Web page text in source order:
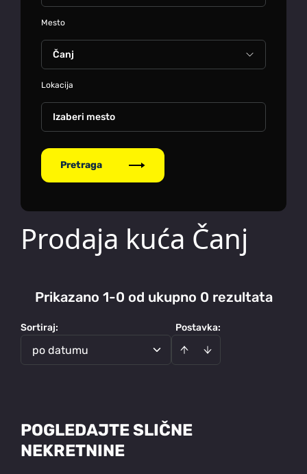
Mesto
Lokacija
Izaberi mesto
Pretraga
Prodaja kuća Čanj
Prikazano 1-0 od ukupno 0 rezultata
Postavka:
Sortiraj:
po datumu
POGLEDAJTE SLIČNE
NEKRETNINE